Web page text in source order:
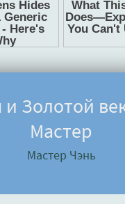
Золотой
Мастер
Мастер Чэнь